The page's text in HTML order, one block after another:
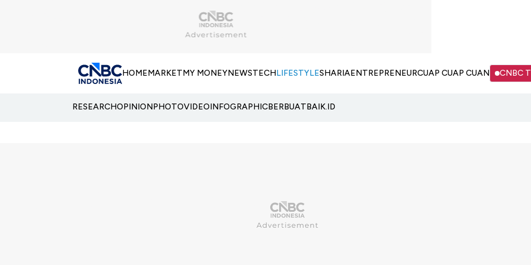
HOMEMARKETMY MONEYNEWSTECHLIFESTYLESHARIAENTREPRENEURCUAP CUAP CUAN CNBC
RESEARCHOPINIONPHOTOVIDEOINFOGRAPHICBERBUATBAIK.ID